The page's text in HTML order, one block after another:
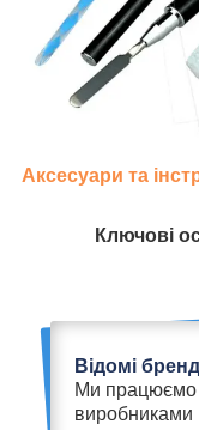
Аксесуари та
Ключові
Відомі
Ми працюємо
виробниками